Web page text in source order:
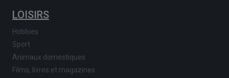
LOISIRS
Hobbies
Sport
Animaux domestiques
Films, livres et magazines